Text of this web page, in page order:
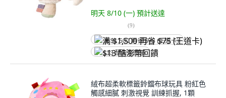
明天 8/10 (一) 預計送達
(9)
满 $1,500 再省 $75 (王道卡)
$13 酷澎幣回饋
絨布超柔軟標籤鈴鐺布球玩具 粉紅色
觸感細膩 刺激視覺 訓練抓握, 1顆